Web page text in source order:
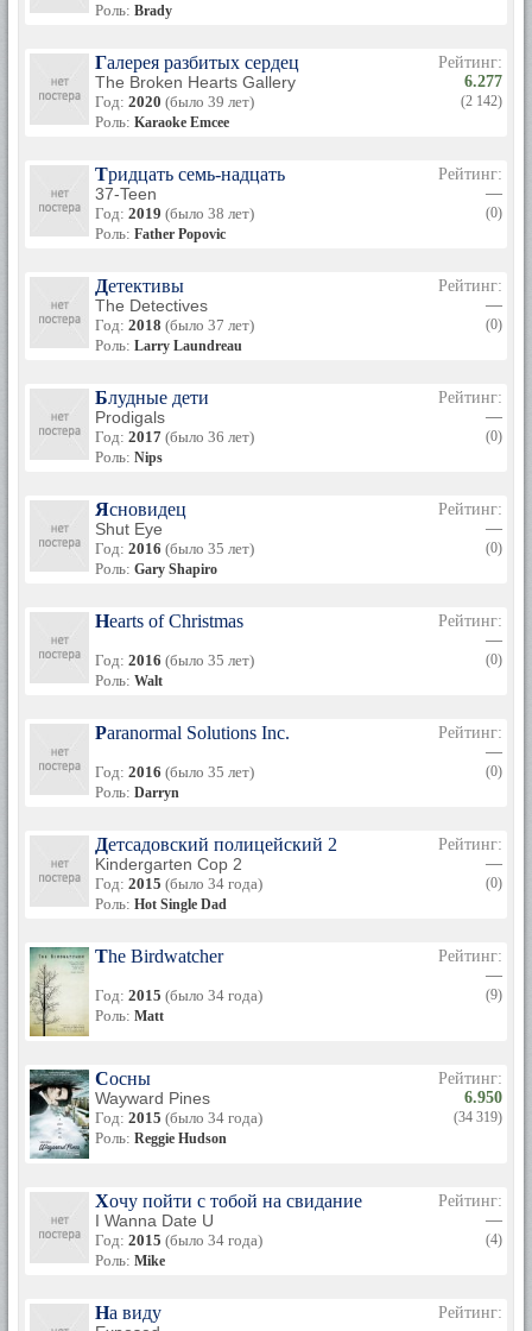
Роль: Brady
Галерея разбитых сердец
The Broken Hearts Gallery
Год: 2020 (было 39 лет)
Роль: Karaoke Emcee
Рейтинг:
6.277
(2 142)
Тридцать семь-надцать
37-Teen
Год: 2019 (было 38 лет)
Роль: Father Popovic
Рейтинг:
—
(0)
Детективы
The Detectives
Год: 2018 (было 37 лет)
Роль: Larry Laundreau
Рейтинг:
—
(0)
Блудные дети
Prodigals
Год: 2017 (было 36 лет)
Роль: Nips
Рейтинг:
—
(0)
Ясновидец
Shut Eye
Год: 2016 (было 35 лет)
Роль: Gary Shapiro
Рейтинг:
—
(0)
Hearts of Christmas
Год: 2016 (было 35 лет)
Роль: Walt
Рейтинг:
—
(0)
Paranormal Solutions Inc.
Год: 2016 (было 35 лет)
Роль: Darryn
Рейтинг:
—
(0)
Детсадовский полицейский 2
Kindergarten Cop 2
Год: 2015 (было 34 года)
Роль: Hot Single Dad
Рейтинг:
—
(0)
The Birdwatcher
Год: 2015 (было 34 года)
Роль: Matt
Рейтинг:
—
(9)
Сосны
Wayward Pines
Год: 2015 (было 34 года)
Роль: Reggie Hudson
Рейтинг:
6.950
(34 319)
Хочу пойти с тобой на свидание
I Wanna Date U
Год: 2015 (было 34 года)
Роль: Mike
Рейтинг:
—
(4)
На виду
Рейтинг: